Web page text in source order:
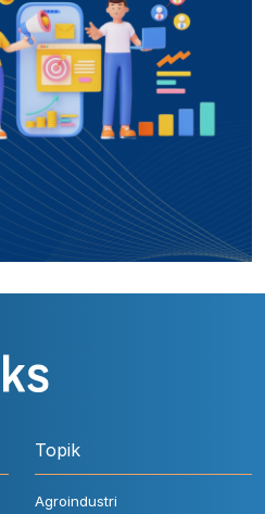
Topik
Agroindustri